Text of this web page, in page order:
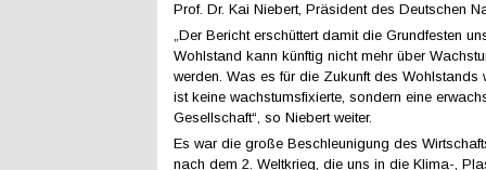
Prof. Dr. Kai Niebert, Präsident des Deutschen
„Der Bericht erschüttert damit die Grundfesten
Wohlstand kann künftig nicht mehr über
werden. Was es für die Zukunft des Wohlstands
ist keine wachstumsfixierte, sondern eine
Gesellschaft“, so Niebert weiter.
Es war die große Beschleunigung des
nach dem 2. Weltkrieg, die uns in die Klima-,